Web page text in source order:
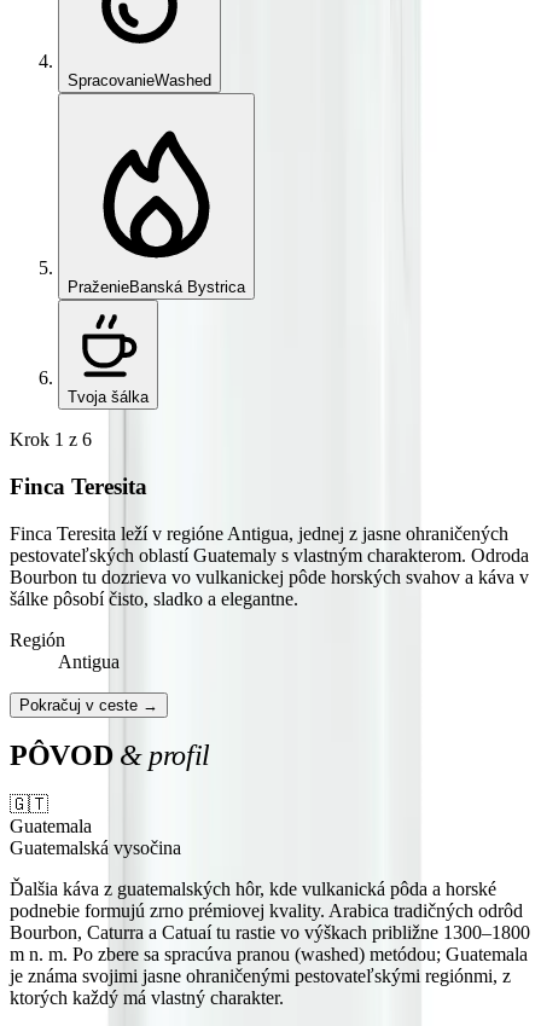
SpracovanieWashed
PraženieBanská Bystrica
Tvoja šálka
Krok 1 z 6
Finca Teresita
Finca Teresita leží v regióne Antigua, jednej z jasne ohraničených
pestovateľských oblastí Guatemaly s vlastným charakterom. Odroda
Bourbon tu dozrieva vo vulkanickej pôde horských svahov a káva v
šálke pôsobí čisto, sladko a elegantne.
Región
Antigua
Pokračuj v ceste →
PÔVOD & profil
🇬🇹
Guatemala
Guatemalská vysočina
Ďalšia káva z guatemalských hôr, kde vulkanická pôda a horské
podnebie formujú zrno prémiovej kvality. Arabica tradičných odrôd
Bourbon, Caturra a Catuaí tu rastie vo výškach približne 1300–1800
m n. m. Po zbere sa spracúva pranou (washed) metódou; Guatemala
je známa svojimi jasne ohraničenými pestovateľskými regiónmi, z
ktorých každý má vlastný charakter.